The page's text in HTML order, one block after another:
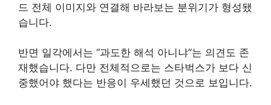
드 전체 이미지와 연결해 바라보는 분위기가 형성됐
습니다.
반면 일각에서는 “과도한 해석 아니냐”는 의견도 존
재했습니다. 다만 전체적으로는 스타벅스가 보다 신
중했어야 했다는 반응이 우세했던 것으로 보입니다.